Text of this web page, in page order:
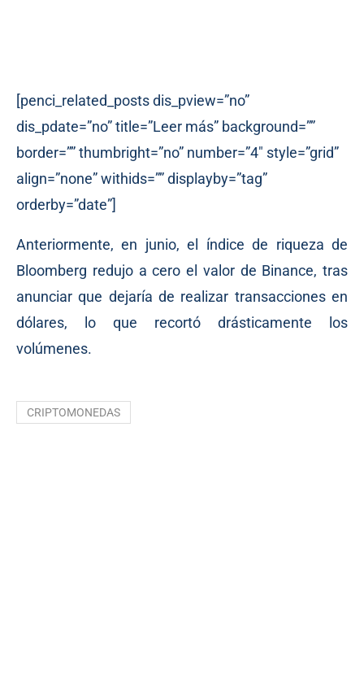
[penci_related_posts dis_pview=”no”
dis_pdate=”no” title=”Leer más” background=””
border=”” thumbright=”no” number=”4″ style=”grid”
align=”none” withids=”” displayby=”tag”
orderby=”date”]
Anteriormente, en junio, el índice de riqueza de
Bloomberg redujo a cero el valor de Binance, tras
anunciar que dejaría de realizar transacciones en
dólares, lo que recortó drásticamente los
volúmenes.
CRIPTOMONEDAS